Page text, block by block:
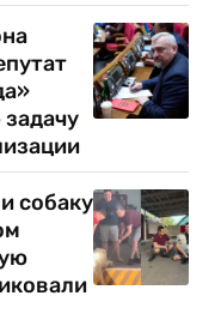
собаку